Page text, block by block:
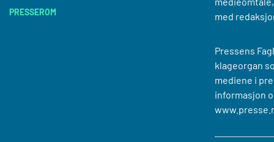
PRESSEROM
med
Pressens
klageorgan
mediene i
informasjon